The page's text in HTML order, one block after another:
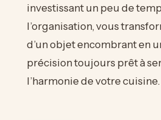
investissant un peu de
l’organisation, vous
d’un objet encombrant en
précision toujours prêt à
l’harmonie de votre cuisine.